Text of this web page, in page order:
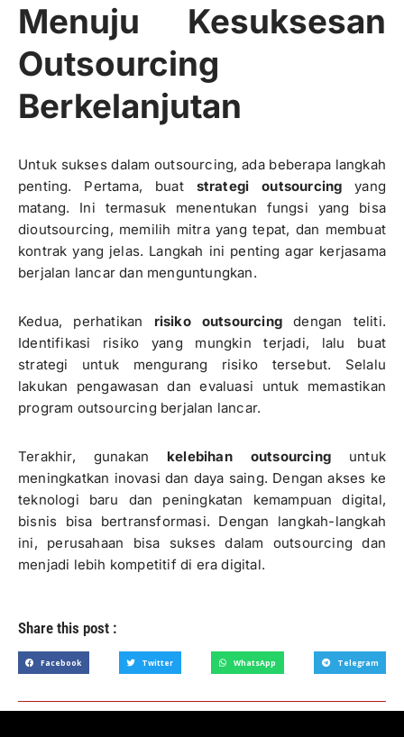
Menuju Kesuksesan
Outsourcing
Berkelanjutan
Untuk sukses dalam outsourcing, ada beberapa langkah
penting. Pertama, buat strategi outsourcing yang
matang. Ini termasuk menentukan fungsi yang bisa
dioutsourcing, memilih mitra yang tepat, dan membuat
kontrak yang jelas. Langkah ini penting agar kerjasama
berjalan lancar dan menguntungkan.
Kedua, perhatikan risiko outsourcing dengan teliti.
Identifikasi risiko yang mungkin terjadi, lalu buat
strategi untuk mengurang risiko tersebut. Selalu
lakukan pengawasan dan evaluasi untuk memastikan
program outsourcing berjalan lancar.
Terakhir, gunakan kelebihan outsourcing untuk
meningkatkan inovasi dan daya saing. Dengan akses ke
teknologi baru dan peningkatan kemampuan digital,
bisnis bisa bertransformasi. Dengan langkah-langkah
ini, perusahaan bisa sukses dalam outsourcing dan
menjadi lebih kompetitif di era digital.
Share this post :
Facebook Twitter WhatsApp Telegram